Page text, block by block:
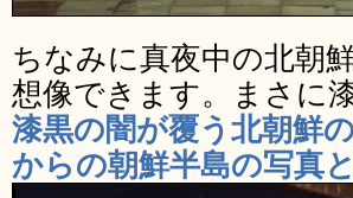
ちなみに真夜中の北朝
想像できます。まさに
漆黒の闇が覆う北朝鮮
からの朝鮮半島の写真